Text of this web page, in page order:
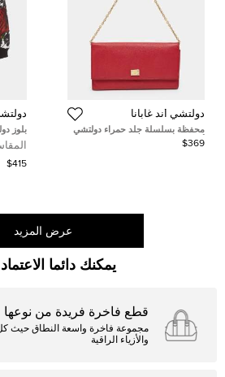
دولتشي أند غابانا
محفظة بسلسلة جلد حمراء دولتشي
أند غابانا
$369
بلوز
بطبعة
ميديام
$415
عرض المزيد
يمكنك دائما الاعتماد
قطع فاخرة فريدة من نوعها
مجموعة فاخرة واسعة النطاق حيث
والأزياء الراقية